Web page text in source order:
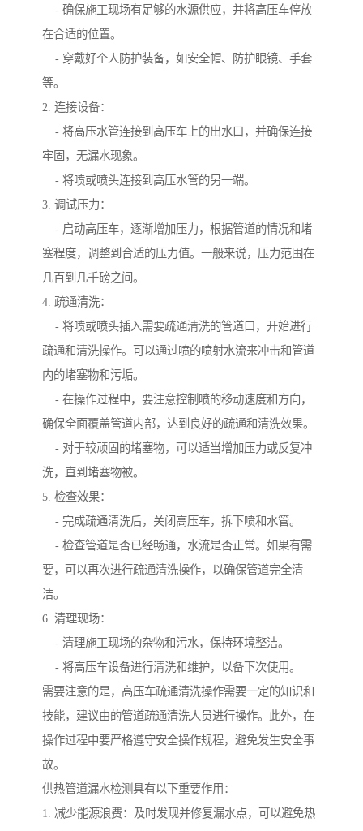
- 确保施工现场有足够的水源供应，并将高压车停放
在合适的位置。
- 穿戴好个人防护装备，如安全帽、防护眼镜、手套
等。
2. 连接设备：
- 将高压水管连接到高压车上的出水口，并确保连接
牢固，无漏水现象。
- 将喷或喷头连接到高压水管的另一端。
3. 调试压力：
- 启动高压车，逐渐增加压力，根据管道的情况和堵
塞程度，调整到合适的压力值。一般来说，压力范围在
几百到几千磅之间。
4. 疏通清洗：
- 将喷或喷头插入需要疏通清洗的管道口，开始进行
疏通和清洗操作。可以通过喷的喷射水流来冲击和管道
内的堵塞物和污垢。
- 在操作过程中，要注意控制喷的移动速度和方向，
确保全面覆盖管道内部，达到良好的疏通和清洗效果。
- 对于较顽固的堵塞物，可以适当增加压力或反复冲
洗，直到堵塞物被。
5. 检查效果：
- 完成疏通清洗后，关闭高压车，拆下喷和水管。
- 检查管道是否已经畅通，水流是否正常。如果有需
要，可以再次进行疏通清洗操作，以确保管道完全清
洁。
6. 清理现场：
- 清理施工现场的杂物和污水，保持环境整洁。
- 将高压车设备进行清洗和维护，以备下次使用。
需要注意的是，高压车疏通清洗操作需要一定的知识和
技能，建议由的管道疏通清洗人员进行操作。此外，在
操作过程中要严格遵守安全操作规程，避免发生安全事
故。
供热管道漏水检测具有以下重要作用：
1. 减少能源浪费：及时发现并修复漏水点，可以避免热